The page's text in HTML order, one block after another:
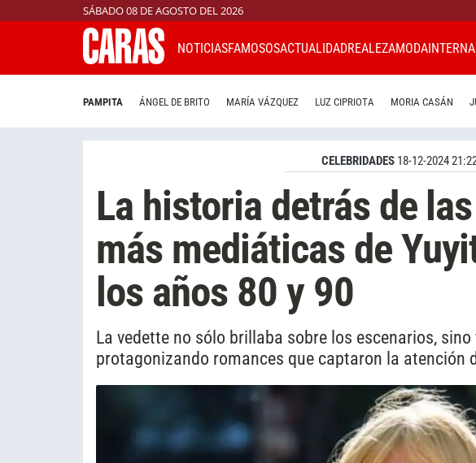
SÁBADO 08 DE AGOSTO DEL 2026
NOTICIASFAMOSOSACTUALIDADREALEZAMODA
PAMPITA ÁNGEL DE BRITO MARÍA VÁZQUEZ LUZ CIPRIOTA MORIA CASÁN
CELEBRIDADES 18-12-2024
La historia detrás de
más mediáticas de
los años 80 y 90
La vedette no sólo brillaba sobre los escenarios,
protagonizando romances que captaron la atención